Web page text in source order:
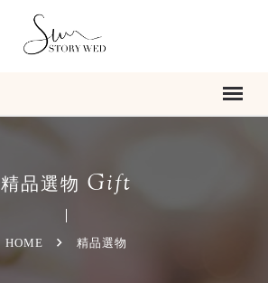
精品選物 Gift
HOME 精品選物